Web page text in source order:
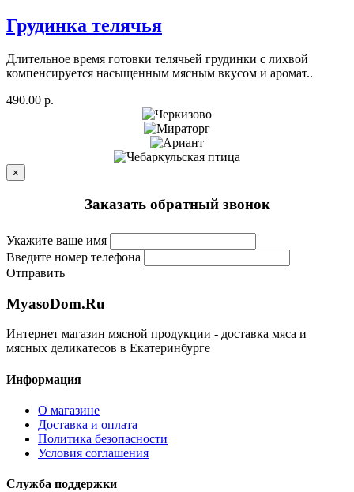
Грудинка телячья
Длительное время готовки телячьей грудинки с лихвой
компенсируется насыщенным мясным вкусом и аромат..
490.00 р.
×
Заказать обратный звонок
Укажите ваше имя
Введите номер телефона
Отправить
MyasoDom.Ru
Интернет магазин мясной продукции - доставка мяса и
мясных деликатесов в Екатеринбурге
Информация
О магазине
Доставка и оплата
Политика безопасности
Условия соглашения
Служба поддержки